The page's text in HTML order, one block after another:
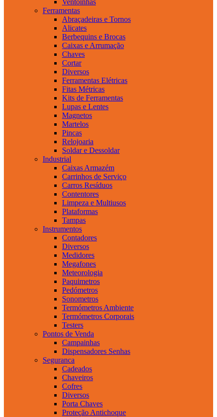
Ferramentas
Abraçadeiras e Tornos
Alicates
Berbequins e Brocas
Caixas e Arrumação
Chaves
Cortar
Diversos
Ferramentas Elétricas
Fitas Métricas
Kits de Ferramentas
Lupas e Lentes
Magnetos
Martelos
Pincas
Relojoaria
Soldar e Dessoldar
Industrial
Caixas Armazém
Carrinhos de Serviço
Carros Resíduos
Contentores
Limpeza e Multiusos
Plataformas
Tampas
Instrumentos
Contadores
Diversos
Medidores
Megafones
Meteorologia
Paquimetros
Pedómetros
Sonometros
Termómetros Ambiente
Termómetros Corporais
Testers
Pontos de Venda
Campainhas
Dispensadores Senhas
Seguranca
Cadeados
Chaveiros
Cofres
Diversos
Porta Chaves
Proteção Antichoque